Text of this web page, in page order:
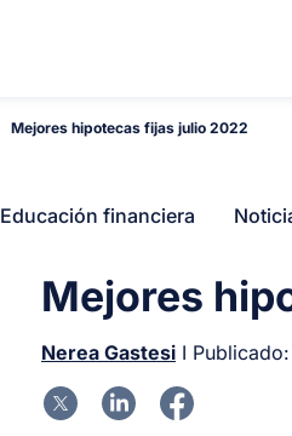
Mejores hipotecas fijas julio 2022
Educación financiera
Mejores
Nerea Gastesi I Publicado: